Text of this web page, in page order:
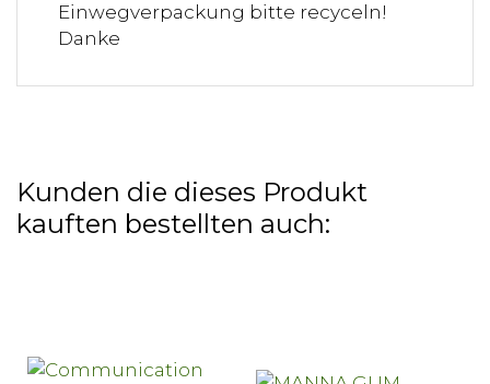
Einwegverpackung bitte recyceln!
Danke
Kunden die dieses Produkt
kauften bestellten auch: